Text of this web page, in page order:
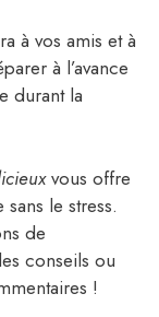
à vos amis et à
à l’avance
durant la
vous offre
le stress.
de
conseils ou
!